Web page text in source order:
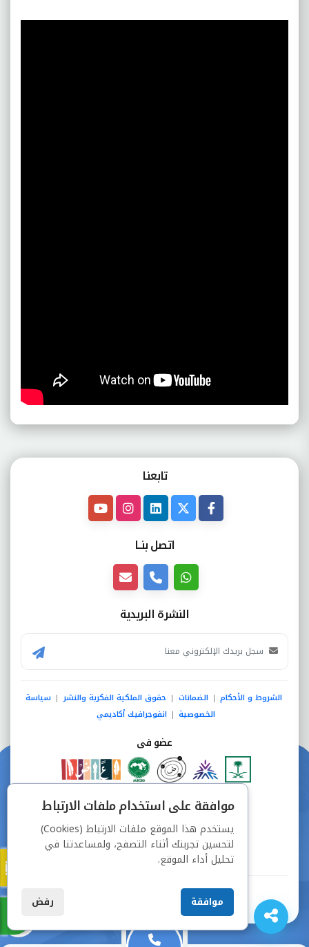
تابعنـا
اتصل بنــا
النشرة البريدية
الشروط و الأحكام | الضمانات | حقوق الملكية الفكرية والنشر | سياسة
الخصوصية | انفوجرافيك أكاديمي
عضو فى
دفع آمن من خلال
جميع الحقوق محفوظة © شركة دراسة
موافقة على استخدام ملفات الارتباط
يستخدم هذا الموقع ملفات الارتباط (Cookies)
لتحسين تجربتك أثناء التصفح، ولمساعدتنا في
تحليل أداء الموقع.
موافقة رفض